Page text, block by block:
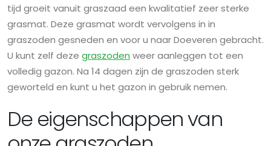
tijd groeit vanuit graszaad een kwalitatief zeer sterke
grasmat. Deze grasmat wordt vervolgens in in
graszoden gesneden en voor u naar Doeveren gebracht.
U kunt zelf deze graszoden weer aanleggen tot een
volledig gazon. Na 14 dagen zijn de graszoden sterk
geworteld en kunt u het gazon in gebruik nemen.
De eigenschappen van